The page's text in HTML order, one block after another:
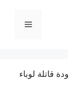
القائمة